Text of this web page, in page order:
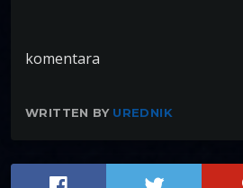
komentara
WRITTEN BY UREDNIK